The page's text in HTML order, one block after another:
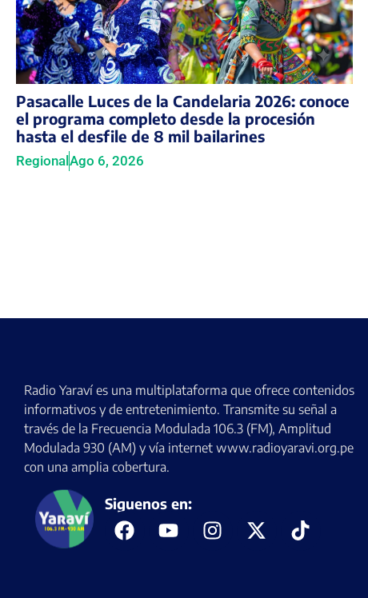
Pasacalle Luces de la Candelaria 2026: conoce
el programa completo desde la procesión
hasta el desfile de 8 mil bailarines
Regional Ago 6, 2026
Radio Yaraví es una multiplataforma que ofrece contenidos
informativos y de entretenimiento. Transmite su señal a
través de la Frecuencia Modulada 106.3 (FM), Amplitud
Modulada 930 (AM) y vía internet www.radioyaravi.org.pe
con una amplia cobertura.
Siguenos en: